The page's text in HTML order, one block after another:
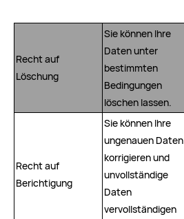
Recht auf
Löschung
Sie können Ihre
Daten unter
bestimmten
Bedingungen
löschen lassen.
Recht auf
Berichtigung
Sie können Ihre
ungenauen Daten
korrigieren und
unvollständige
Daten
vervollständigen